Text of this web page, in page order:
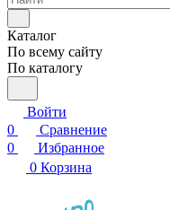
Каталог
По всему сайту
По каталогу
Войти
0
Сравнение
0
Избранное
0 Корзина